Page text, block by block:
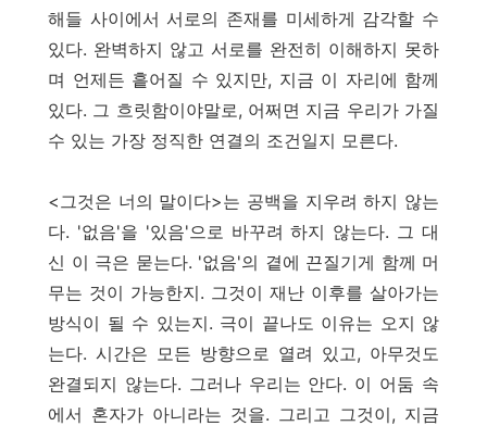
해들 사이에서 서로의 존재를 미세하게 감각할 수
있다. 완벽하지 않고 서로를 완전히 이해하지 못하
며 언제든 흩어질 수 있지만, 지금 이 자리에 함께
있다. 그 흐릿함이야말로, 어쩌면 지금 우리가 가질
수 있는 가장 정직한 연결의 조건일지 모른다.
<그것은 너의 말이다>는 공백을 지우려 하지 않는
다. '없음'을 '있음'으로 바꾸려 하지 않는다. 그 대
신 이 극은 묻는다. '없음'의 곁에 끈질기게 함께 머
무는 것이 가능한지. 그것이 재난 이후를 살아가는
방식이 될 수 있는지. 극이 끝나도 이유는 오지 않
는다. 시간은 모든 방향으로 열려 있고, 아무것도
완결되지 않는다. 그러나 우리는 안다. 이 어둠 속
에서 혼자가 아니라는 것을. 그리고 그것이, 지금